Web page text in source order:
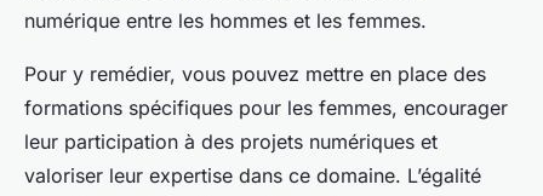
numérique entre les hommes et les femmes.
Pour y remédier, vous pouvez mettre en place des
formations spécifiques pour les femmes, encourager
leur participation à des projets numériques et
valoriser leur expertise dans ce domaine. L’égalité